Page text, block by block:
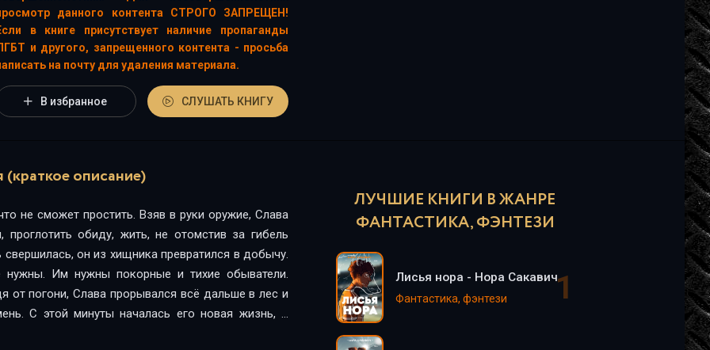
данного контента СТРОГО ЗАПРЕЩЕН!
в книге присутствует наличие пропаганды
и другого, запрещенного контента - просьба
на почту для удаления материала.
В избранное СЛУШАТЬ КНИГУ
описание)
не сможет простить. Взяв в руки оружие, Слава
проглотить обиду, жить, не отомстив за гибель
он из хищника превратился в добычу.
нужны. Им нужны покорные и тихие обыватели.
от погони, Слава прорывался всё дальше в лес и
С этой минуты началась его новая жизнь, о
ЛУЧШИЕ КНИГИ В ЖАНРЕ
ФАНТАСТИКА, ФЭНТЕЗИ
Лисья нора - Нора Сакавич
Фантастика, фэнтези